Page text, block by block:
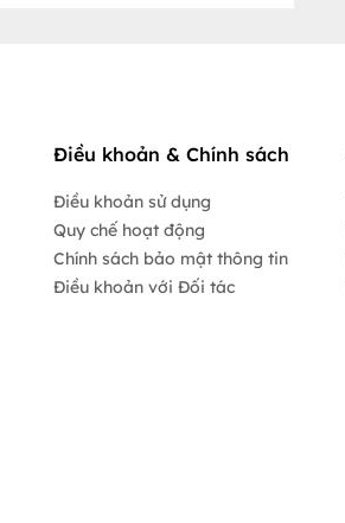
Điều khoản & Chính sách
Điều khoản sử dụng
Quy chế hoạt động
Chính sách bảo mật thông tin
Điều khoản với Đối tác